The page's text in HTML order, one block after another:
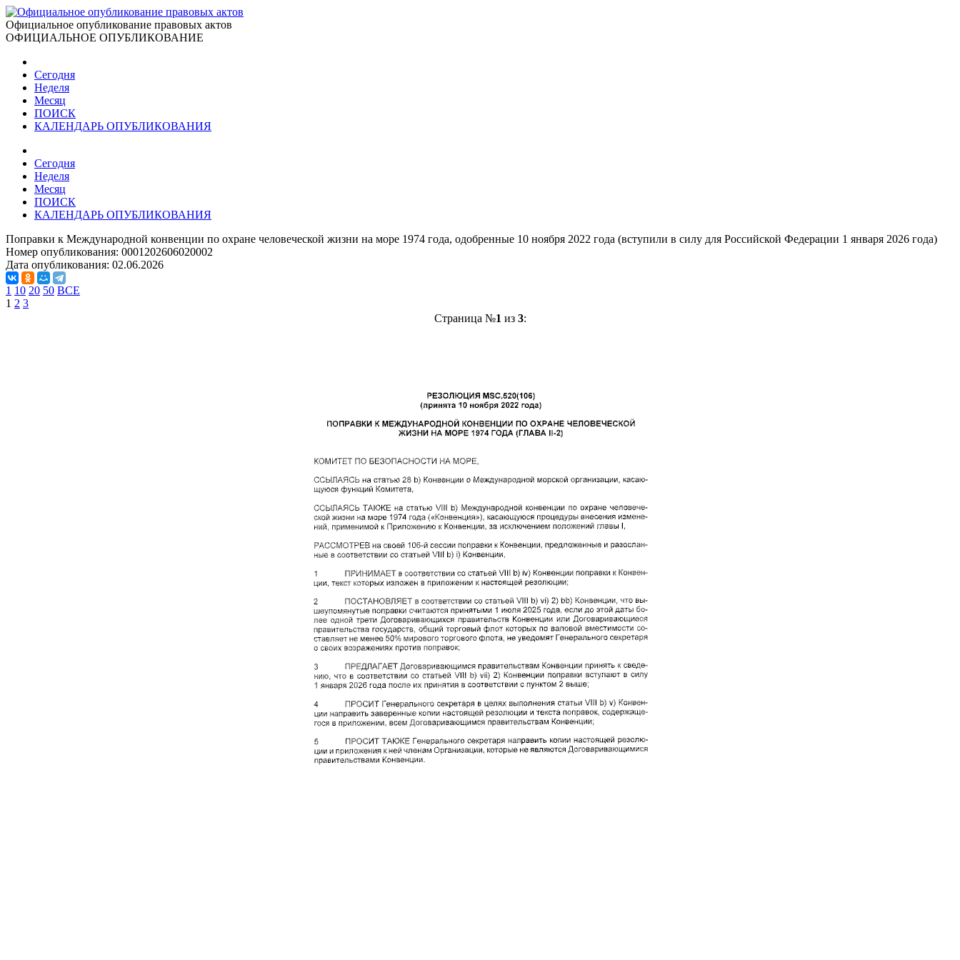
Официальное опубликование правовых актов
ОФИЦИАЛЬНОЕ ОПУБЛИКОВАНИЕ
Сегодня
Неделя
Месяц
ПОИСК
КАЛЕНДАРЬ ОПУБЛИКОВАНИЯ
Сегодня
Неделя
Месяц
ПОИСК
КАЛЕНДАРЬ ОПУБЛИКОВАНИЯ
Поправки к Международной конвенции по охране человеческой жизни на море 1974 года, одобренные 10 ноября 2022 года (вступили в силу для Российской Федерации 1 января 2026 года)
Номер опубликования: 0001202606020002
Дата опубликования: 02.06.2026
1 10 20 50 ВСЕ
1 2 3
Страница №1 из 3: